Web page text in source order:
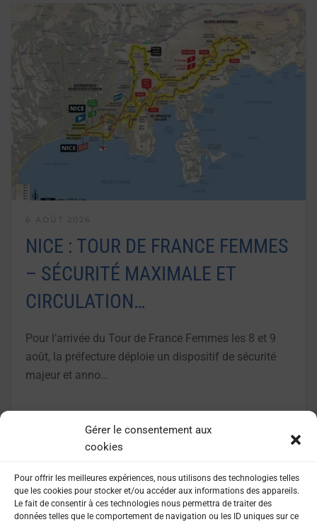
Gérer le consentement aux
cookies
Pour offrir les meilleures expériences, nous utilisons des technologies telles
que les cookies pour stocker et/ou accéder aux informations des appareils.
Le fait de consentir à ces technologies nous permettra de traiter des
données telles que le comportement de navigation ou les ID uniques sur ce
NICE : TOUR DE FRANCE FEMMES
– SÉCURITÉ MAXIMALE ET
CIRCULATION…
Pour l’arrivée du Tour de France Femmes les 8 et 9
août, la préfecture déploie un dispositif de sécurité
majeur et anno…
LIRE LA SUITE